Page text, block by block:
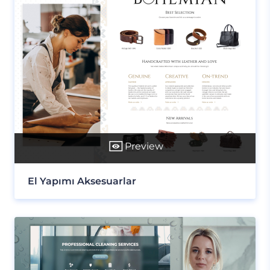
Preview
El Yapımı Aksesuarlar